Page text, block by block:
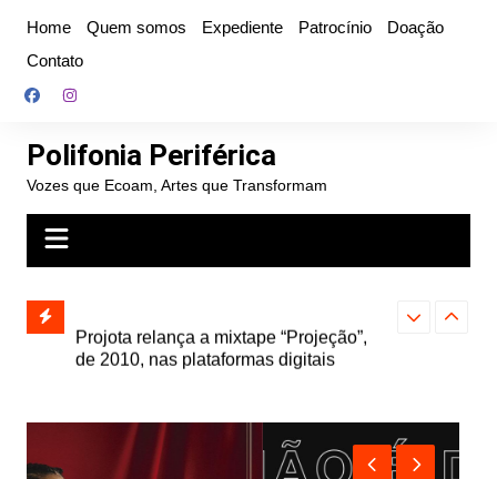
conteúdo
Home Quem somos Expediente Patrocínio
Doação
Contato
Polifonia Periférica
Vozes que Ecoam, Artes que Transformam
e abre
autoral,
de 2010, nas plataformas digitais
Farofa